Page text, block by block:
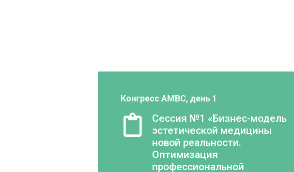
Конгресс AMBC, день 1
Сессия №1 «Бизнес-модель
эстетической медицины
новой реальности.
Оптимизация
профессиональной